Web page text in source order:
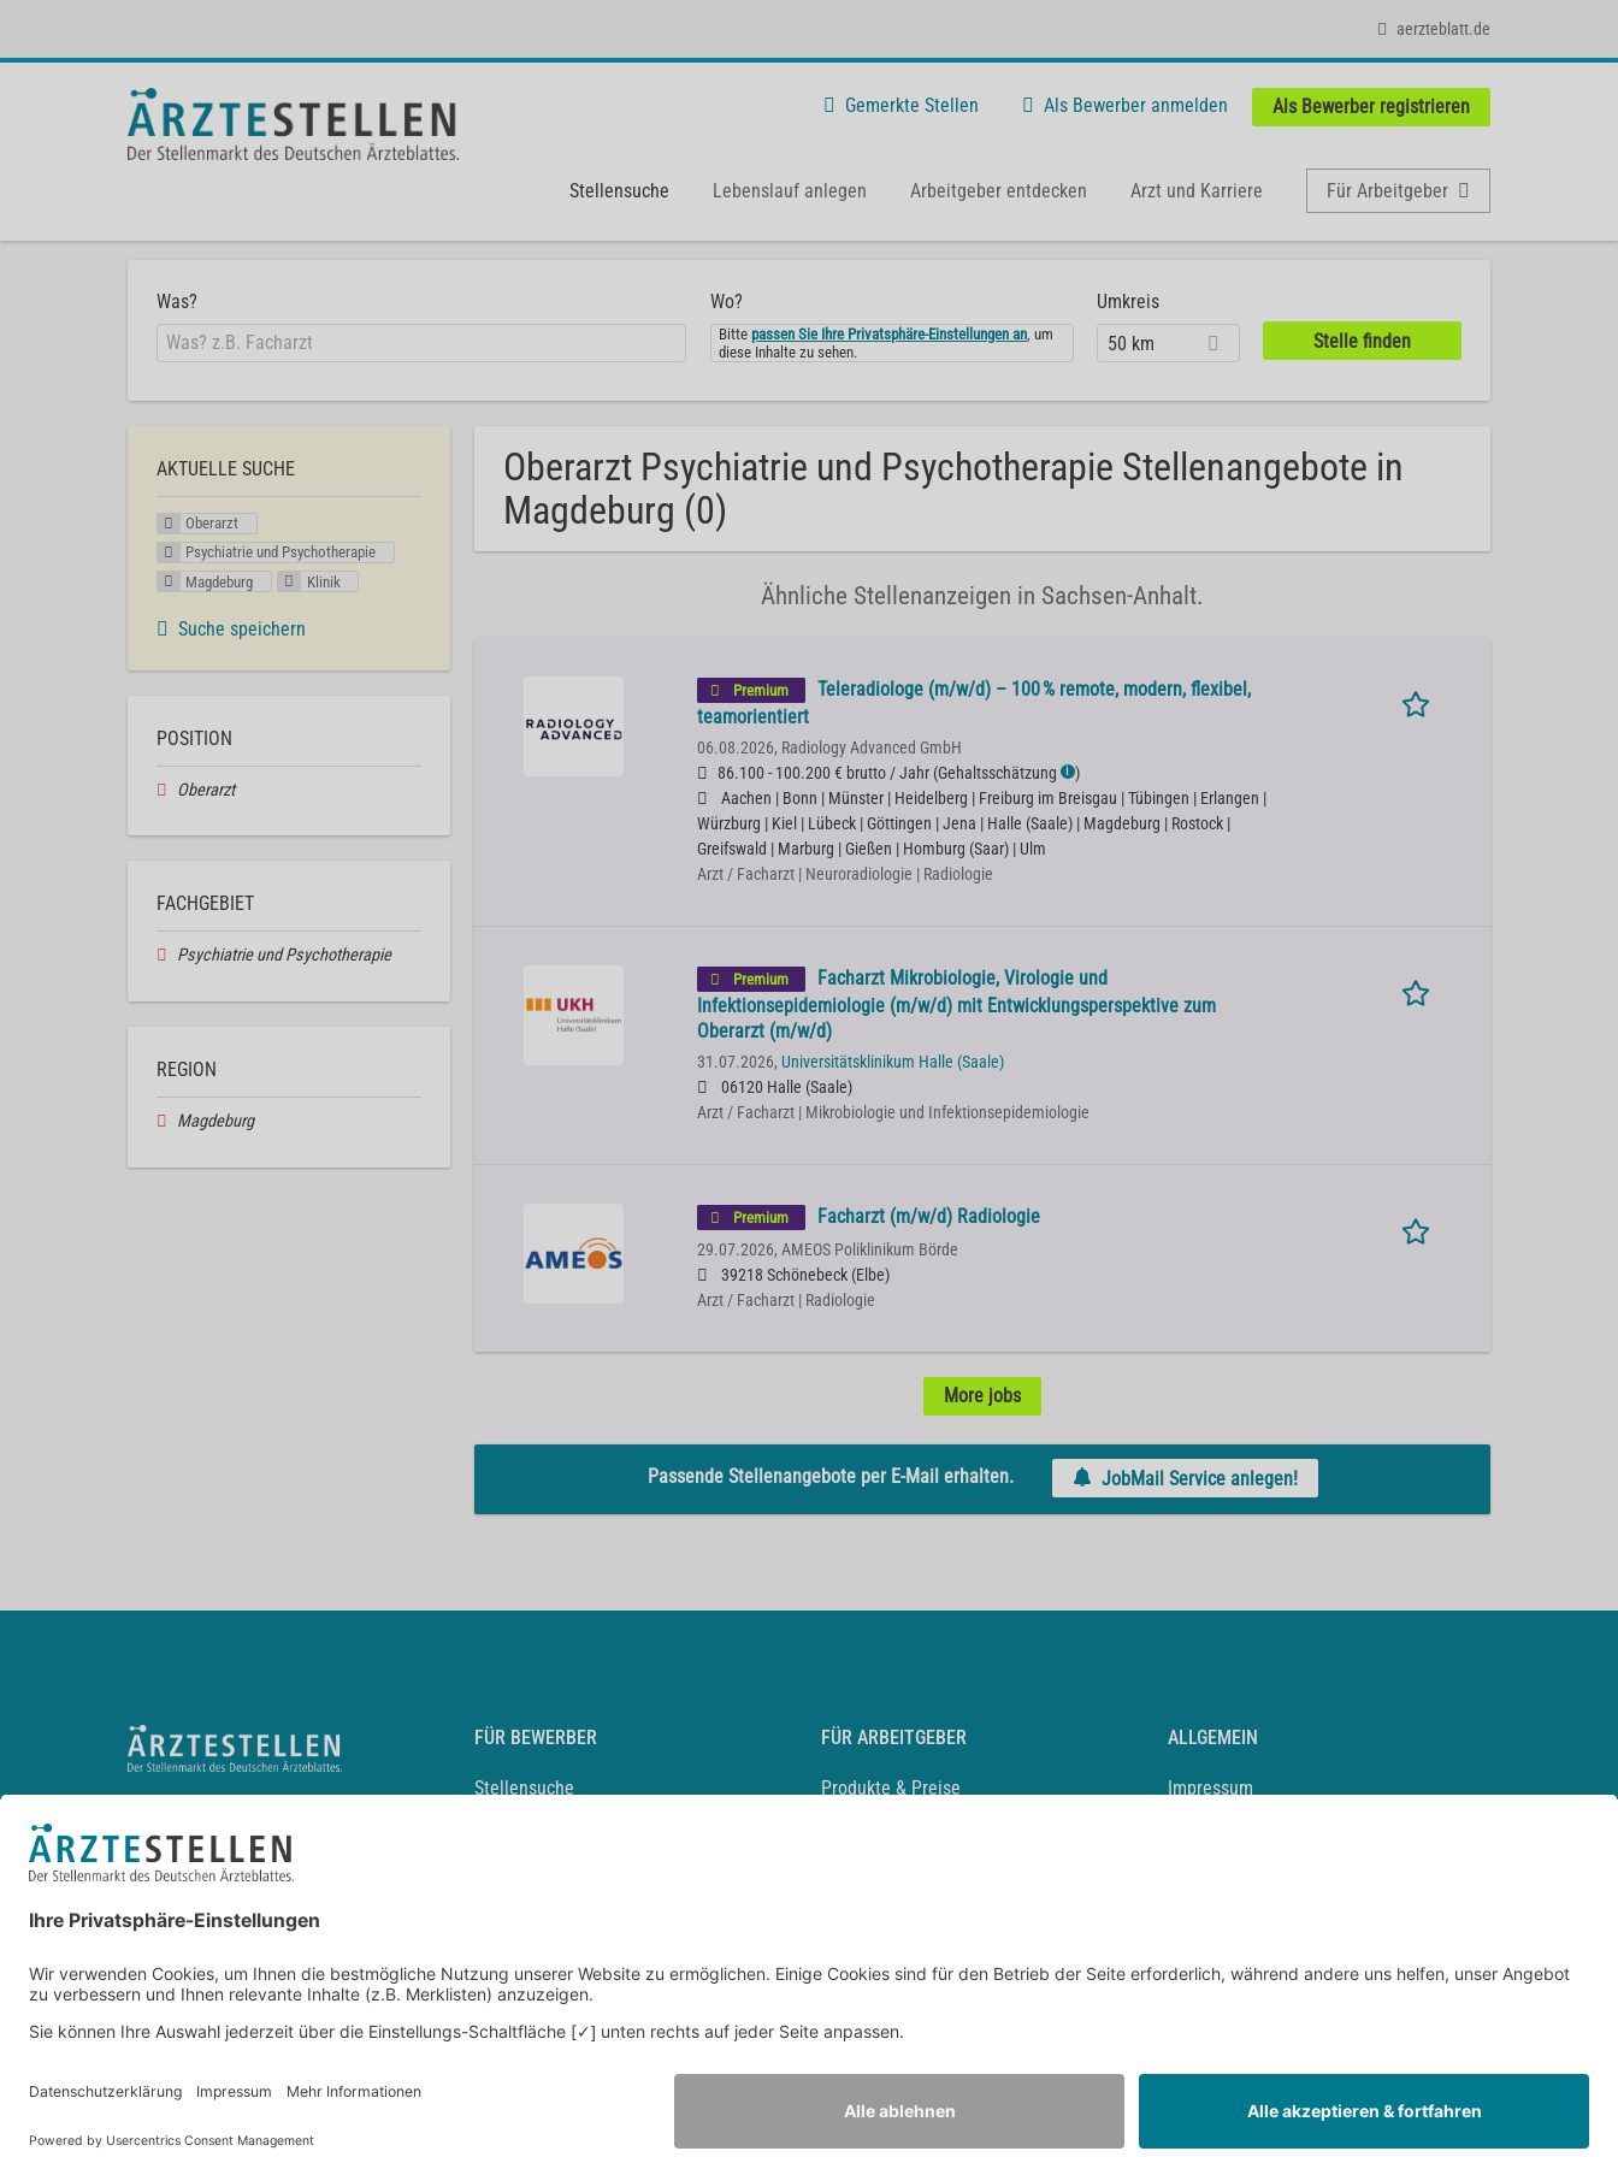
aerzteblatt.de
Gemerkte Stellen Als Bewerber anmelden Als Bewerber registrieren
Stellensuche Lebenslauf anlegen Arbeitgeber entdecken Arzt und Karriere Für Arbeitgeber
Was? Wo?
Bittepassen Sie Ihre Privatsphäre-Einstellungen an, um
diese Inhalte zu sehen.
Umkreis
50 km
Oberarzt Psychiatrie und Psychotherapie Stellenangebote in
Magdeburg (0)
Ähnliche Stellenanzeigen in Sachsen-Anhalt.
Premium
Teleradiologe (m/w/d) – 100 % remote, modern, flexibel,
teamorientiert
06.08.2026, Radiology Advanced GmbH
86.100 - 100.200 € brutto / Jahr (Gehaltsschätzung ℹ )
Aachen | Bonn | Münster | Heidelberg | Freiburg im Breisgau | Tübingen | Erlangen |
Würzburg | Kiel | Lübeck | Göttingen | Jena | Halle (Saale) | Magdeburg | Rostock |
Greifswald | Marburg | Gießen | Homburg (Saar) | Ulm
Arzt / Facharzt | Neuroradiologie | Radiologie
Premium
Facharzt Mikrobiologie, Virologie und
Infektionsepidemiologie (m/w/d) mit Entwicklungsperspektive zum
Oberarzt (m/w/d)
31.07.2026, Universitätsklinikum Halle (Saale)
06120 Halle (Saale)
Arzt / Facharzt | Mikrobiologie und Infektionsepidemiologie
Premium Facharzt (m/w/d) Radiologie
29.07.2026, AMEOS Poliklinikum Börde
39218 Schönebeck (Elbe)
Arzt / Facharzt | Radiologie
More jobs
Passende Stellenangebote per E-Mail erhalten. JobMail Service anlegen!
AKTUELLE SUCHE
Oberarzt
Psychiatrie und Psychotherapie
Magdeburg
Klinik
Suche speichern
POSITION
Oberarzt
FACHGEBIET
Psychiatrie und Psychotherapie
REGION
Magdeburg
FÜR BEWERBER
Stellensuche
Durchsuchen Sie den Stellenkatalog
FÜR ARBEITGEBER
Produkte & Preise
ALLGEMEIN
Impressum
Entwickelt durchJOBIQO